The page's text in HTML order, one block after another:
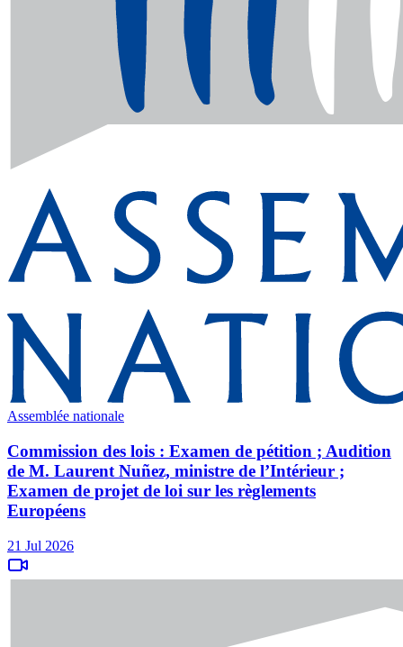
Assemblée nationale
Commission des lois : Examen de pétition ; Audition
de M. Laurent Nuñez, ministre de l’Intérieur ;
Examen de projet de loi sur les règlements
Européens
21 Jul 2026